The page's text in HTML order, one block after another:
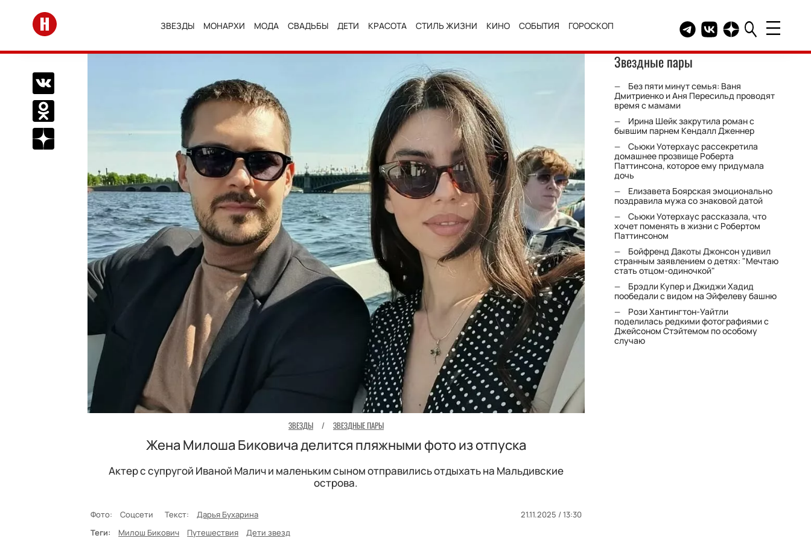
Перейти на главную
ЗВЕЗДЫ МОНАРХИ МОДА СВАДЬБЫ ДЕТИ КРАСОТА СТИЛЬ ЖИЗНИ КИНО СОБЫТИЯ ГОРОСКОП Telegram канал HELLO
Группа HELLO
Канал HELLO в
Поделиться Вконтакте
Поделиться в Одноклассниках
Подписаться на нас в Дзен
ЗВЕЗДЫ / ЗВЕЗДНЫЕ ПАРЫ
Жена Милоша Биковича делится пляжными фото из отпуска
Актер с супругой Иваной Малич и маленьким сыном отправились отдыхать на Мальдивские
острова.
Фото: Соцсети Текст: Дарья Бухарина
21.11.2025 / 13:30
Теги:
Милош Бикович Путешествия Дети звезд
Звездные пары
Без пяти минут семья: Ваня
Дмитриенко и Аня Пересильд проводят
время с мамами
Ирина Шейк закрутила роман с
бывшим парнем Кендалл Дженнер
Сьюки Уотерхаус рассекретила
домашнее прозвище Роберта
Паттинсона, которое ему придумала
дочь
Елизавета Боярская эмоционально
поздравила мужа со знаковой датой
Сьюки Уотерхаус рассказала, что
хочет поменять в жизни с Робертом
Паттинсоном
Бойфренд Дакоты Джонсон удивил
странным заявлением о детях: "Мечтаю
стать отцом-одиночкой"
Брэдли Купер и Джиджи Хадид
пообедали с видом на Эйфелеву башню
Рози Хантингтон-Уайтли
поделилась редкими фотографиями с
Джейсоном Стэйтемом по особому
случаю